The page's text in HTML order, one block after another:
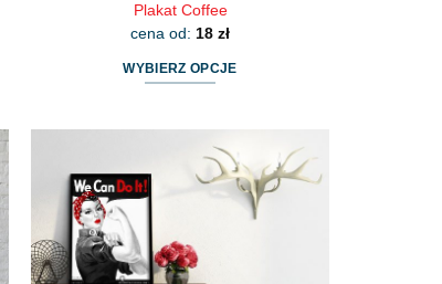
Plakat Coffee
cena od: 18 zł
WYBIERZ OPCJE
wiele
wariantów.
można
wybrać